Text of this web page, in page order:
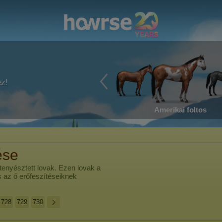
Amerikai foltos
lovak. Ezen lovak a
az ő erőfeszítéseiknek
728 729 730